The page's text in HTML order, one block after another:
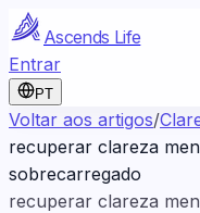
Ascends Life
Entrar
PT
Voltar aos artigos/
recuperar clareza
sobrecarregado
recuperar clareza